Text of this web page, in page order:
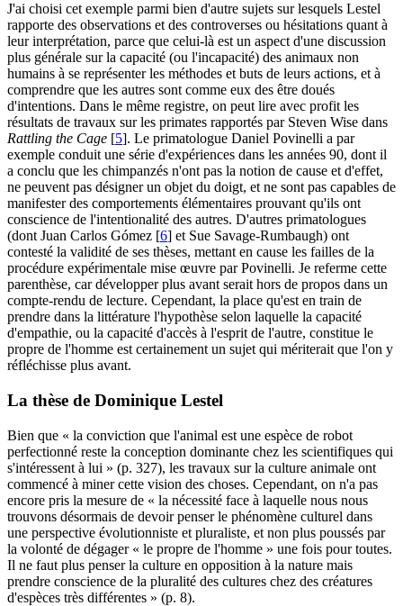
J'ai choisi cet exemple parmi bien d'autre sujets sur lesquels Lestel
rapporte des observations et des controverses ou hésitations quant à
leur interprétation, parce que celui-là est un aspect d'une discussion
plus générale sur la capacité (ou l'incapacité) des animaux non
humains à se représenter les méthodes et buts de leurs actions, et à
comprendre que les autres sont comme eux des être doués
d'intentions. Dans le même registre, on peut lire avec profit les
résultats de travaux sur les primates rapportés par Steven Wise dans
Rattling the Cage [5]. Le primatologue Daniel Povinelli a par
exemple conduit une série d'expériences dans les années 90, dont il
a conclu que les chimpanzés n'ont pas la notion de cause et d'effet,
ne peuvent pas désigner un objet du doigt, et ne sont pas capables de
manifester des comportements élémentaires prouvant qu'ils ont
conscience de l'intentionalité des autres. D'autres primatologues
(dont Juan Carlos Gómez [6] et Sue Savage-Rumbaugh) ont
contesté la validité de ses thèses, mettant en cause les failles de la
procédure expérimentale mise œuvre par Povinelli. Je referme cette
parenthèse, car développer plus avant serait hors de propos dans un
compte-rendu de lecture. Cependant, la place qu'est en train de
prendre dans la littérature l'hypothèse selon laquelle la capacité
d'empathie, ou la capacité d'accès à l'esprit de l'autre, constitue le
propre de l'homme est certainement un sujet qui mériterait que l'on y
réfléchisse plus avant.
La thèse de Dominique Lestel
Bien que « la conviction que l'animal est une espèce de robot
perfectionné reste la conception dominante chez les scientifiques qui
s'intéressent à lui » (p. 327), les travaux sur la culture animale ont
commencé à miner cette vision des choses. Cependant, on n'a pas
encore pris la mesure de « la nécessité face à laquelle nous nous
trouvons désormais de devoir penser le phénomène culturel dans
une perspective évolutionniste et pluraliste, et non plus poussés par
la volonté de dégager « le propre de l'homme » une fois pour toutes.
Il ne faut plus penser la culture en opposition à la nature mais
prendre conscience de la pluralité des cultures chez des créatures
d'espèces très différentes » (p. 8).